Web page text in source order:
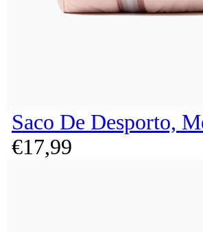
Saco De Desporto,
€17,99